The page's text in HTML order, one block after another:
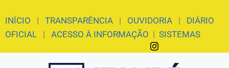
INÍCIO | TRANSPARÊNCIA | OUVIDORIA | DIÁRIO
OFICIAL | ACESSO À INFORMAÇÃO | SISTEMAS